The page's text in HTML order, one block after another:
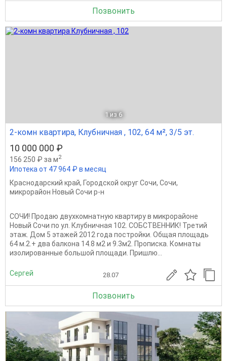
Позвонить
1 из 6
2-комн квартира, Клубничная , 102, 64 м², 3/5 эт.
10 000 000 ₽
156 250 ₽ за м2
Ипотека от 47 964 ₽ в месяц
Краснодарский край, Городской округ Сочи, Сочи,
микрорайон Новый Сочи р-н
СОЧИ! Продаю двухкомнатную квартиру в микрорайоне
Новый Сочи по ул. Клубничная 102. СОБСТВЕННИК! Третий
этаж. Дом 5 этажей 2012 года постройки. Общая площадь
64 м.2.+ два балкона 14.8 м2 и 9.3м2. Прописка. Комнаты
изолированные большой площади. Пришлю...
Сергей 28.07
Позвонить